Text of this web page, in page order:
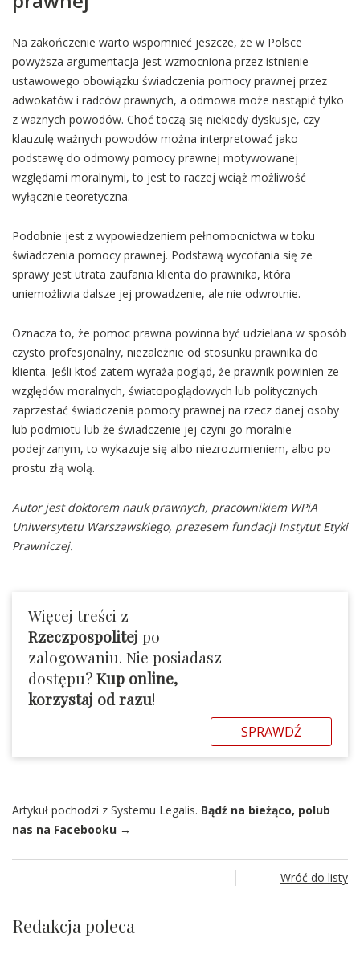
Na zakończenie warto wspomnieć jeszcze, że w Polsce
powyższa argumentacja jest wzmocniona przez istnienie
ustawowego obowiązku świadczenia pomocy prawnej przez
adwokatów i radców prawnych, a odmowa może nastąpić tylko
z ważnych powodów. Choć toczą się niekiedy dyskusje, czy
klauzulę ważnych powodów można interpretować jako
podstawę do odmowy pomocy prawnej motywowanej
względami moralnymi, to jest to raczej wciąż możliwość
wyłącznie teoretyczna.
Podobnie jest z wypowiedzeniem pełnomocnictwa w toku
świadczenia pomocy prawnej. Podstawą wycofania się ze
sprawy jest utrata zaufania klienta do prawnika, która
uniemożliwia dalsze jej prowadzenie, ale nie odwrotnie.
Oznacza to, że pomoc prawna powinna być udzielana w sposób
czysto profesjonalny, niezależnie od stosunku prawnika do
klienta. Jeśli ktoś zatem wyraża pogląd, że prawnik powinien ze
względów moralnych, światopoglądowych lub politycznych
zaprzestać świadczenia pomocy prawnej na rzecz danej osoby
lub podmiotu lub że świadczenie jej czyni go moralnie
podejrzanym, to wykazuje się albo niezrozumieniem, albo po
prostu złą wolą.
Autor jest doktorem nauk prawnych, pracownikiem WPiA
Uniwersytetu Warszawskiego, prezesem fundacji Instytut Etyki
Prawniczej.
Więcej treści z
Rzeczpospolitej po
zalogowaniu. Nie posiadasz
dostępu?Kup online,
korzystaj od razu!
SPRAWDŹ
Artykuł pochodzi z Systemu Legalis. Bądź na bieżąco, polub
nas na Facebooku →
Wróć do listy
Redakcja poleca